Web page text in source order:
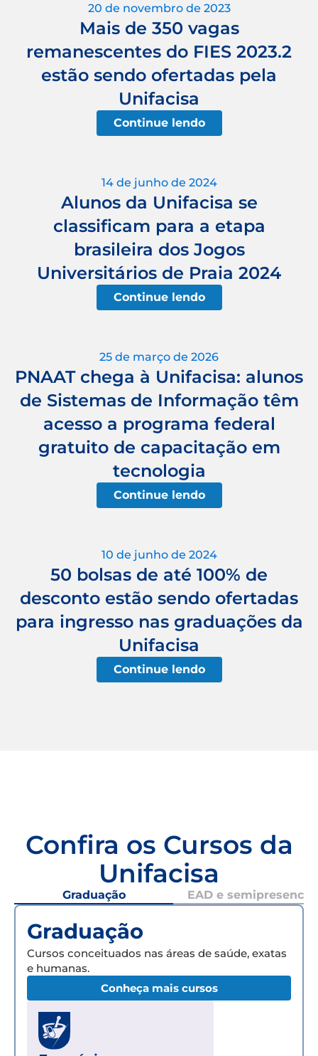
20 de novembro de 2023
Mais de 350 vagas
remanescentes do FIES 2023.2
estão sendo ofertadas pela
Unifacisa
Continue lendo
14 de junho de 2024
Alunos da Unifacisa se
classificam para a etapa
brasileira dos Jogos
Universitários de Praia 2024
Continue lendo
25 de março de 2026
PNAAT chega à Unifacisa: alunos
de Sistemas de Informação têm
acesso a programa federal
gratuito de capacitação em
tecnologia
Continue lendo
10 de junho de 2024
50 bolsas de até 100% de
desconto estão sendo ofertadas
para ingresso nas graduações da
Unifacisa
Continue lendo
Confira os Cursos da
Unifacisa
Graduação EAD e semipresencial
Graduação
Cursos conceituados nas áreas de saúde, exatas
e humanas.
Conheça mais cursos